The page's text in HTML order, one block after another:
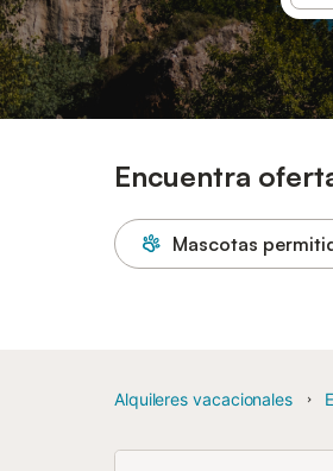
Encuentra
Mascotas
Alquileres vacacionales